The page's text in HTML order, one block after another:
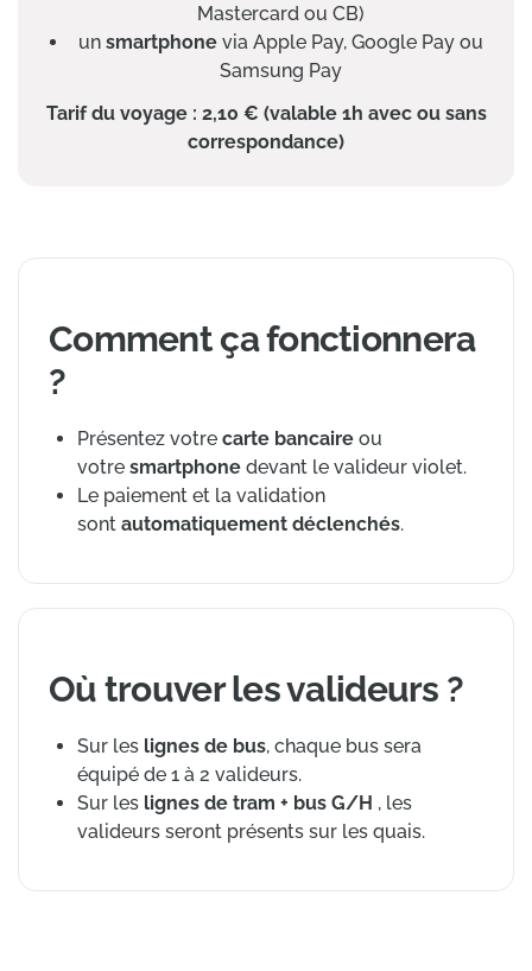
Mastercard ou CB)
un smartphonevia Apple Pay, Google Pay ou
Samsung Pay
Tarif du voyage : 2,10 € (valable 1h avec ou sans
correspondance)
Comment ça fonctionnera
?
Présentez votre carte bancaire ou
votre smartphone devant le valideur violet.
Le paiement et la validation
sont automatiquement déclenchés.
Où trouver les valideurs ?
Sur les lignes de bus, chaque bus sera
équipé de 1 à 2 valideurs.
Sur les lignes de tram + bus G/H , les
valideurs seront présents sur les quais.